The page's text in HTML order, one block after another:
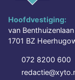
Hoofdvestiging:
van Benthuizenlaan
1701 BZ
072 8200 600